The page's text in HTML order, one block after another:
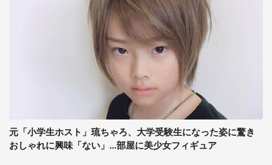
元「小学生ホスト」琉ちゃろ、大学受験生になった姿に驚き
おしゃれに興味「ない」...部屋に美少女フィギュア